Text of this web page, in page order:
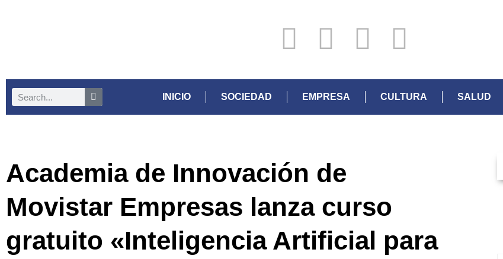
INICIO SOCIEDAD EMPRESA CULTURA SALUD
Academia de Innovación de
Movistar Empresas lanza curso
gratuito «Inteligencia Artificial para